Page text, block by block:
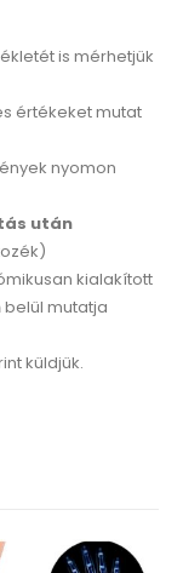
is mérhetjük
értékeket mutat
nyomon
után
kialakított
belül mutatja
küldjük.